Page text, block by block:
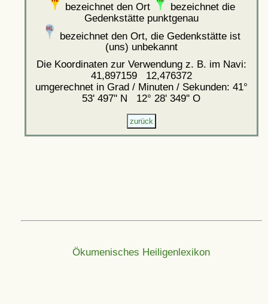
bezeichnet den Ort
bezeichnet die
Gedenkstätte punktgenau
bezeichnet den Ort, die Gedenkstätte ist
(uns) unbekannt
Die Koordinaten zur Verwendung z. B. im Navi:
41,897159 12,476372
umgerechnet in Grad / Minuten / Sekunden: 41°
53' 497'' N 12° 28' 349'' O
Ökumenisches Heiligenlexikon